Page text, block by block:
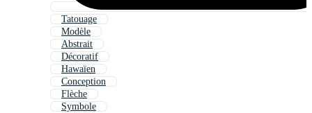
Tatouage
Modèle
Abstrait
Décoratif
Hawaïen
Conception
Flèche
Symbole